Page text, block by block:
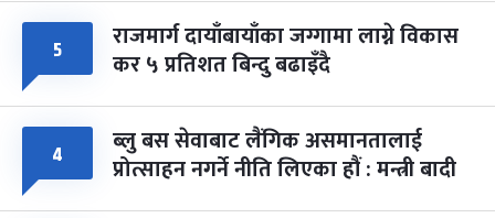
५ राजमार्ग दायाँबायाँका जग्गामा लाग्ने विकास
कर ५ प्रतिशत बिन्दु बढाइँदै
४ ब्लु बस सेवाबाट लैंगिक असमानतालाई
प्रोत्साहन नगर्ने नीति लिएका हौं : मन्त्री बादी